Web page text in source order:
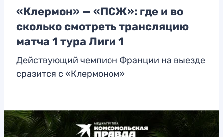
«Клермон» — «ПСЖ»: где и во
сколько смотреть трансляцию
матча 1 тура Лиги 1
Действующий чемпион Франции на выезде
сразится с «Клермоном»